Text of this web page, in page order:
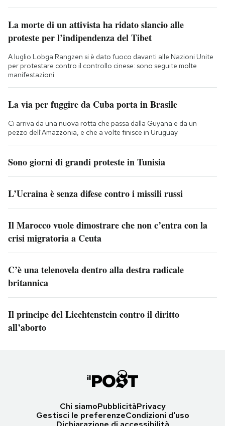
La morte di un attivista ha ridato slancio alle
proteste per l’indipendenza del Tibet
A luglio Lobga Rangzen si è dato fuoco davanti alle Nazioni Unite
per protestare contro il controllo cinese: sono seguite molte
manifestazioni
La via per fuggire da Cuba porta in Brasile
Ci arriva da una nuova rotta che passa dalla Guyana e da un
pezzo dell'Amazzonia, e che a volte finisce in Uruguay
Sono giorni di grandi proteste in Tunisia
L’Ucraina è senza difese contro i missili russi
Il Marocco vuole dimostrare che non c’entra con la
crisi migratoria a Ceuta
C’è una telenovela dentro alla destra radicale
britannica
Il principe del Liechtenstein contro il diritto
all’aborto
Chi siamoPubblicitàPrivacy
Gestisci le preferenzeCondizioni d'uso